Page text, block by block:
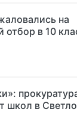
на
отбор в 10
школ в